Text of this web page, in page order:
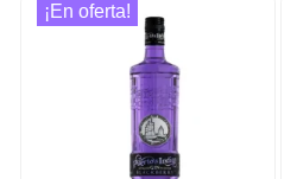
¡En oferta!